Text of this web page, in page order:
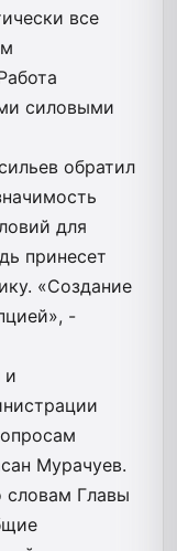
все
силовыми
обратил
для
принесет
«Создание
-
и
Мурачуев.
Главы